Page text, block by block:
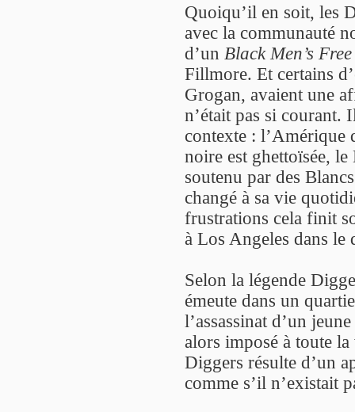
Quoiqu’il en soit, les
avec la communauté
d’un Black Men’s
Fillmore. Et certains
Grogan, avaient une
n’était pas si courant.
contexte : l’Amérique
noire est ghettoïsée,
soutenu par des
changé à sa vie
frustrations cela finit
à Los Angeles dans le
Selon la légende
émeute dans un
l’assassinat d’un
alors imposé à toute
Diggers résulte d’un
comme s’il n’existait